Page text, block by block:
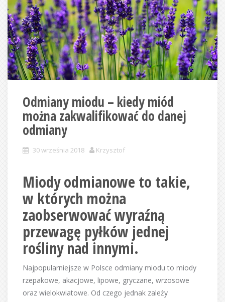
Odmiany miodu – kiedy miód
można zakwalifikować do danej
odmiany
30 września 2018 Krzysztof
Miody odmianowe to takie,
w których można
zaobserwować wyraźną
przewagę pyłków jednej
rośliny nad innymi.
Najpopularniejsze w Polsce odmiany miodu to miody
rzepakowe, akacjowe, lipowe, gryczane, wrzosowe
oraz wielokwiatowe. Od czego jednak zależy